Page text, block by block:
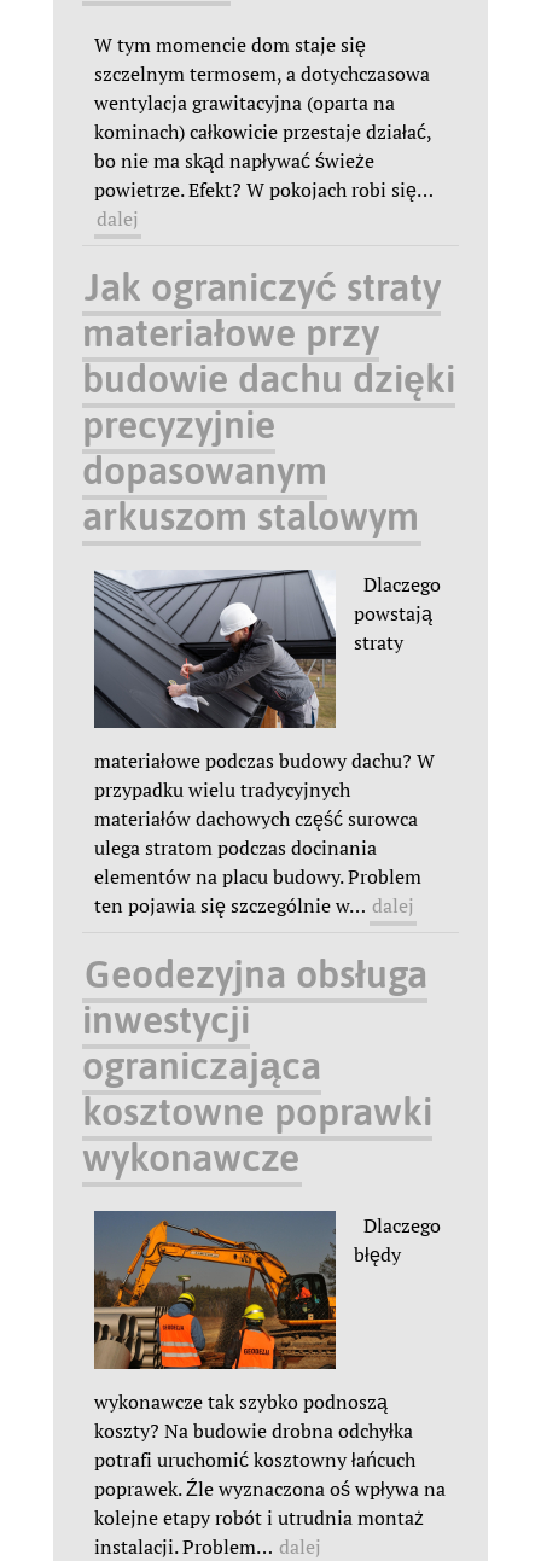
W tym momencie dom staje się
szczelnym termosem, a dotychczasowa
wentylacja grawitacyjna (oparta na
kominach) całkowicie przestaje działać,
bo nie ma skąd napływać świeże
powietrze. Efekt? W pokojach robi się…
dalej
Jak ograniczyć straty
materiałowe przy
budowie dachu dzięki
precyzyjnie
dopasowanym
arkuszom stalowym
Dlaczego
powstają
straty
materiałowe podczas budowy dachu? W
przypadku wielu tradycyjnych
materiałów dachowych część surowca
ulega stratom podczas docinania
elementów na placu budowy. Problem
ten pojawia się szczególnie w… dalej
Geodezyjna obsługa
inwestycji
ograniczająca
kosztowne poprawki
wykonawcze
Dlaczego
błędy
wykonawcze tak szybko podnoszą
koszty? Na budowie drobna odchyłka
potrafi uruchomić kosztowny łańcuch
poprawek. Źle wyznaczona oś wpływa na
kolejne etapy robót i utrudnia montaż
instalacji. Problem… dalej